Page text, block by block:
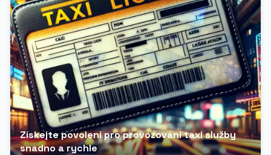
Získejte povolení pro provozování taxi služby
snadno a rychle